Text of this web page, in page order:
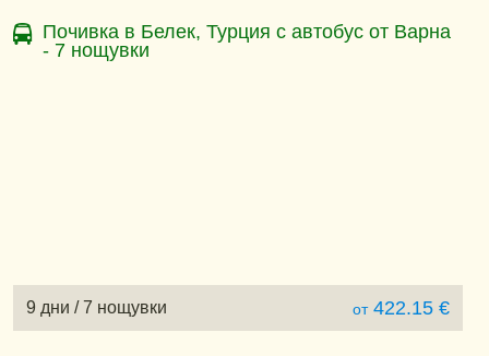
Почивка в Белек, Турция с автобус от Варна
- 7 нощувки
9 дни / 7 нощувки от422.15 €